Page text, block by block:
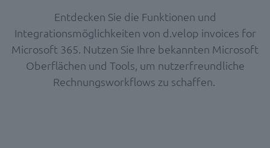
Entdecken Sie die Funktionen und
Integrationsmöglichkeiten von d.velop invoices for
Microsoft 365. Nutzen Sie Ihre bekannten Microsoft
Oberflächen und Tools, um nutzerfreundliche
Rechnungsworkflows zu schaffen.